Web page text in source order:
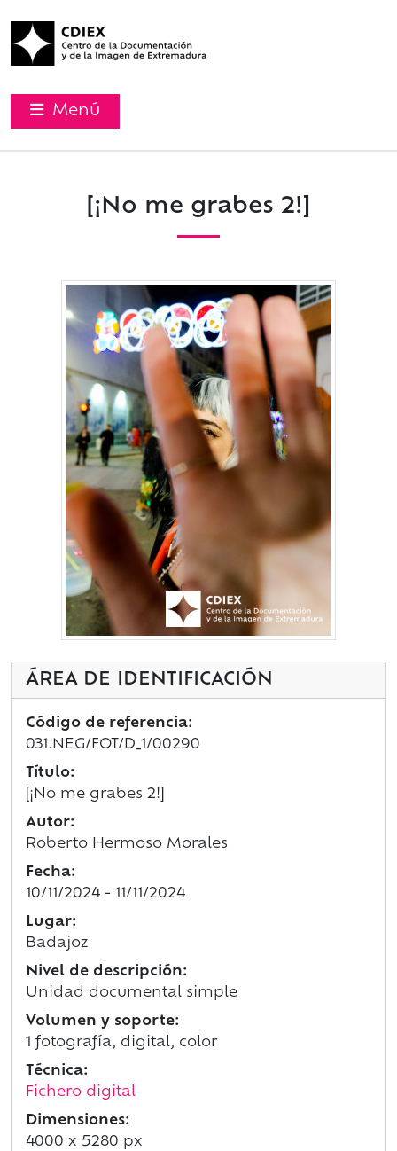
Menú
[¡No me grabes 2!]
ÁREA DE IDENTIFICACIÓN
Código de referencia:
031.NEG/FOT/D_1/00290
Título:
[¡No me grabes 2!]
Autor:
Roberto Hermoso Morales
Fecha:
10/11/2024 - 11/11/2024
Lugar:
Badajoz
Nivel de descripción:
Unidad documental simple
Volumen y soporte:
1 fotografía, digital, color
Técnica:
Fichero digital
Dimensiones:
4000 x 5280 px